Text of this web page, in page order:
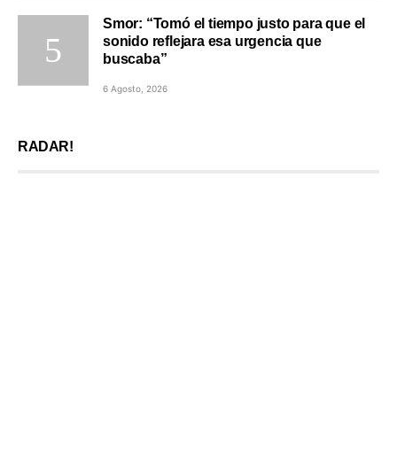
Smor: “Tomó el tiempo justo para que el
sonido reflejara esa urgencia que
buscaba”
6 Agosto, 2026
RADAR!